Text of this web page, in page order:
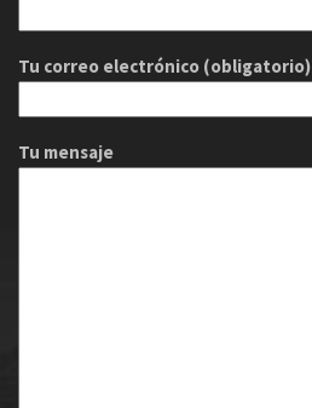
Tu correo electrónico (obligatorio)
Tu mensaje